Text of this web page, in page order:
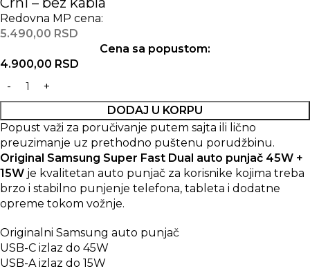
Redovna MP cena:
5.490,00 RSD
Cena sa popustom:
4.900,00 RSD
DODAJ U KORPU
Popust važi za poručivanje putem sajta ili lično
preuzimanje uz prethodno puštenu porudžbinu.
Original Samsung Super Fast Dual auto punjač 45W +
15W je kvalitetan auto punjač za korisnike kojima treba
brzo i stabilno punjenje telefona, tableta i dodatne
opreme tokom vožnje.
Originalni Samsung auto punjač
USB-C izlaz do 45W
USB-A izlaz do 15W